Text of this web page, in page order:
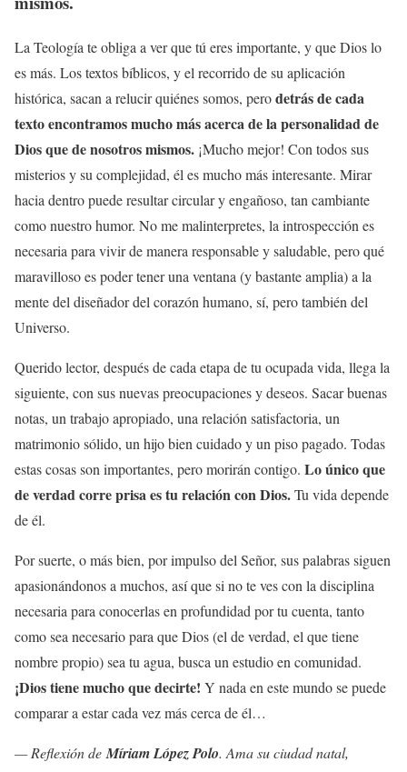
La Teología te obliga a ver que tú eres importante, y que Dios lo
es más. Los textos bíblicos, y el recorrido de su aplicación
histórica, sacan a relucir quiénes somos, perodetrás de cada
texto encontramos mucho más acerca de la personalidad de
Dios que de nosotros mismos. ¡Mucho mejor! Con todos sus
misterios y su complejidad, él es mucho más interesante. Mirar
hacia dentro puede resultar circular y engañoso, tan cambiante
como nuestro humor. No me malinterpretes, la introspección es
necesaria para vivir de manera responsable y saludable, pero qué
maravilloso es poder tener una ventana (y bastante amplia) a la
mente del diseñador del corazón humano, sí, pero también del
Universo.
Querido lector, después de cada etapa de tu ocupada vida, llega la
siguiente, con sus nuevas preocupaciones y deseos. Sacar buenas
notas, un trabajo apropiado, una relación satisfactoria, un
matrimonio sólido, un hijo bien cuidado y un piso pagado. Todas
estas cosas son importantes, pero morirán contigo. Lo único que
de verdad corre prisa es tu relación con Dios.Tu vida depende
de él.
Por suerte, o más bien, por impulso del Señor, sus palabras siguen
apasionándonos a muchos, así que si no te ves con la disciplina
necesaria para conocerlas en profundidad por tu cuenta, tanto
como sea necesario para que Dios (el de verdad, el que tiene
nombre propio) sea tu agua, busca un estudio en comunidad.
¡Dios tiene mucho que decirte! Y nada en este mundo se puede
comparar a estar cada vez más cerca de él…
— Reflexión de Míriam López Polo. Ama su ciudad natal,